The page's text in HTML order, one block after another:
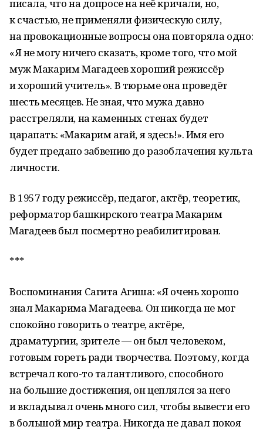
писала, что на допросе на неё кричали, но,
к счастью, не применяли физическую силу,
на провокационные вопросы она повторяла одно:
«Я не могу ничего сказать, кроме того, что мой
муж Макарим Магадеев хороший режиссёр
и хороший учитель». В тюрьме она проведёт
шесть месяцев. Не зная, что мужа давно
расстреляли, на каменных стенах будет
царапать: «Макарим агай, я здесь!». Имя его
будет предано забвению до разоблачения культа
личности.
В 1957 году режиссёр, педагог, актёр, теоретик,
реформатор башкирского театра Макарим
Магадеев был посмертно реабилитирован.
***
Воспоминания Сагита Агиша: «Я очень хорошо
знал Макарима Магадеева. Он никогда не мог
спокойно говорить о театре, актёре,
драматургии, зрителе — он был человеком,
готовым гореть ради творчества. Поэтому, когда
встречал кого-то талантливого, способного
на большие достижения, он цеплялся за него
и вкладывал очень много сил, чтобы вывести его
в большой мир театра. Никогда не давал покоя